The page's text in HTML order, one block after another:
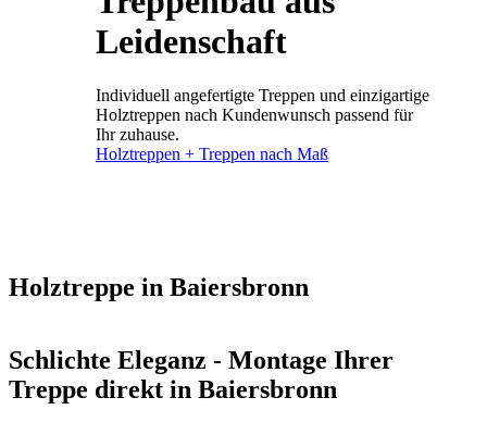
Leidenschaft
Individuell angefertigte Treppen und einzigartige
Holztreppen nach Kundenwunsch passend für
Ihr zuhause.
Holztreppen + Treppen nach Maß
Holztreppe in Baiersbronn
Schlichte Eleganz - Montage Ihrer
Treppe direkt in Baiersbronn